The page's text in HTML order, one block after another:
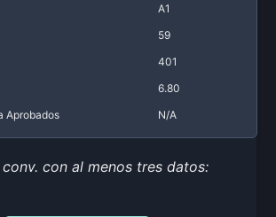
A1
59
401
6.80
Aprobados
N/A
con al menos tres datos: